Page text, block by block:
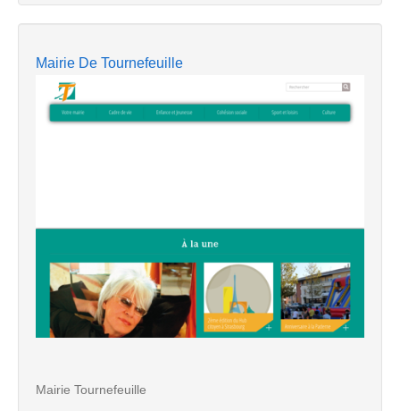
Mairie De Tournefeuille
Mairie Tournefeuille